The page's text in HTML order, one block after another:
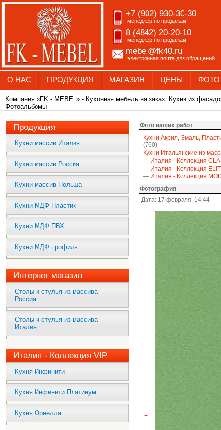
+7 (902) 930-30-30
менеджер по продажам
8 (4842) 20-20-10
менеджер по продажам
mebel@fk40.ru
электронная почта для обращений
О НАС ПРОДУКЦИЯ МАГАЗИН ЦЕНЫ ФОТО
Компания «FK - MEBEL» - Кухонная мебель на заказ. Кухни из
Фотоальбомы
Продукция
Кухни массив Италия
Кухни массив Россия
Кухни массив Польша
Кухни МДФ Пластик
Кухни МДФ ПВХ
Кухни МДФ профиль
Интернет магазин
Столы и стулья из массива
Россия
Столы и стулья из массива
Италия
Италия - Коллекция VIP
Кухня Инфинити
Кухня Инфинити Платинум
Кухня Орнелла
Фото наших работ
Кухни Акрил, Эмаль,
(760)
Кухни Итальянские из
— Италия - Коллекция
— Италия - Коллекция
— Италия - Коллекция
Фотография
Дата: 17 февраля, 14:44
←